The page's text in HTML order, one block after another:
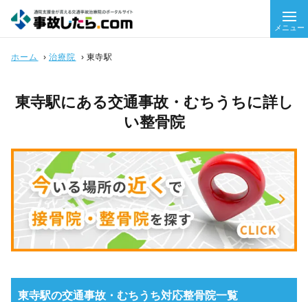
メニュー
ホーム › 治療院 › 東寺駅
東寺駅にある交通事故・むちうちに詳し
い整骨院
東寺駅の交通事故・むちうち対応整骨院一覧